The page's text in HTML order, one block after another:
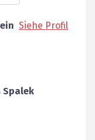
Siehe Profil
Spalek